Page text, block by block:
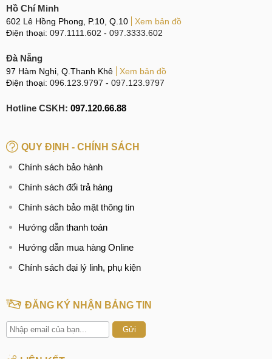
Hồ Chí Minh
602 Lê Hồng Phong, P.10, Q.10
Xem bản đồ
Điện thoại: 097.1111.602 - 097.3333.602
Đà Nẵng
97 Hàm Nghi, Q.Thanh Khê
Xem bản đồ
Điện thoại: 096.123.9797 - 097.123.9797
Hotline CSKH: 097.120.66.88
QUY ĐỊNH - CHÍNH SÁCH
Chính sách bảo hành
Chính sách đổi trả hàng
Chính sách bảo mật thông tin
Hướng dẫn thanh toán
Hướng dẫn mua hàng Online
Chính sách đại lý linh, phụ kiện
ĐĂNG KÝ NHẬN BẢNG TIN
Gửi